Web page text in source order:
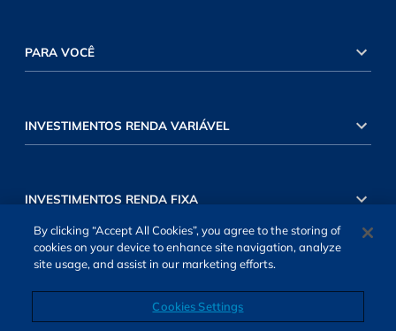
PARA VOCÊ
INVESTIMENTOS RENDA VARIÁVEL
INVESTIMENTOS RENDA FIXA
By clicking “Accept All Cookies”, you agree to the storing of
cookies on your device to enhance site navigation, analyze
site usage, and assist in our marketing efforts.
Cookies Settings